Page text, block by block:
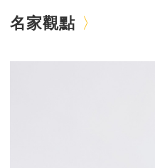
名家觀點